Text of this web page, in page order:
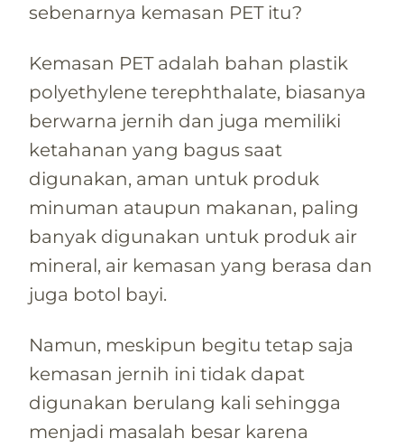
sebenarnya kemasan PET itu?
Kemasan PET adalah bahan plastik
polyethylene terephthalate, biasanya
berwarna jernih dan juga memiliki
ketahanan yang bagus saat
digunakan, aman untuk produk
minuman ataupun makanan, paling
banyak digunakan untuk produk air
mineral, air kemasan yang berasa dan
juga botol bayi.
Namun, meskipun begitu tetap saja
kemasan jernih ini tidak dapat
digunakan berulang kali sehingga
menjadi masalah besar karena